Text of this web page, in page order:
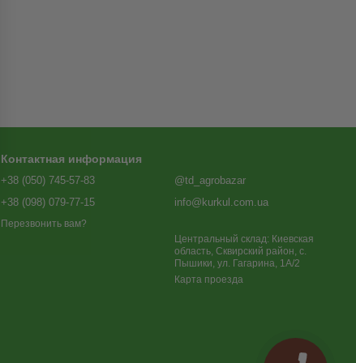
Контактная информация
+38 (050) 745-57-83
+38 (098) 079-77-15
Перезвонить вам?
@td_agrobazar
info@kurkul.com.ua
Центральный склад: Киевская
область, Сквирский район, с.
Пышики, ул. Гагарина, 1А/2
Карта проезда